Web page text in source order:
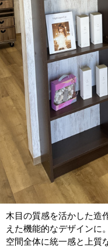
木目の質感を活かした造
えた機能的なデザインに。
空間全体に統一感と上質